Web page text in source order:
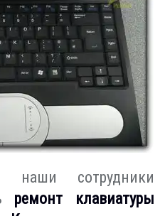
сотрудники
ремонт клавиатуры